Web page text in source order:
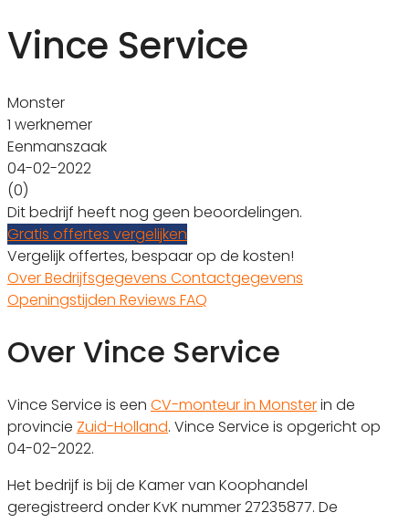
Vince Service
Monster
1 werknemer
Eenmanszaak
04-02-2022
(0)
Dit bedrijf heeft nog geen beoordelingen.
Gratis offertes vergelijken
Vergelijk offertes, bespaar op de kosten!
OverBedrijfsgegevens Contactgegevens
Openingstijden Reviews FAQ
Over Vince Service
Vince Service is een CV-monteur in Monsterin de
provincie Zuid-Holland. Vince Service is opgericht op
04-02-2022.
Het bedrijf is bij de Kamer van Koophandel
geregistreerd onder KvK nummer 27235877. De